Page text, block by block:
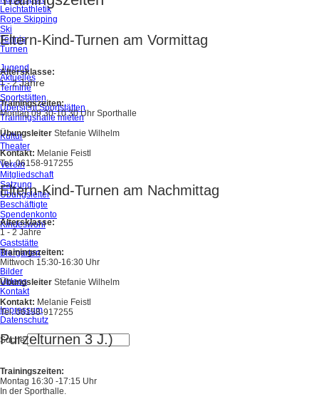
Leichtathletik
Rope Skipping
Ski
Tennis
Turnen
Jugend
Aktuelles
Termine
Sportstätten
Übersicht Sportstätten
Trainingshalle mieten
Kultur
Theater
Verein
Mitgliedschaft
Satzung
Übungsleiter
Beschäftigte
Spendenkonto
Kindeswohl
Gaststätte
Biergarten
Bilder
Videos
Kontakt
Impressum
Datenschutz
Suche
Eltern-Kind-Turnen am Vormittag
Altersklasse:
1 - 2Jahre
Trainingszeiten:
Montag 09:30-10:30 Uhr Sporthalle
Übungsleiter Stefanie Wilhelm
Kontakt: Melanie Feistl
Tel. 06158-917255
Eltern-Kind-Turnen am Nachmittag
Altersklasse:
1 - 2 Jahre
Trainingszeiten:
Mittwoch 15:30-16:30 Uhr
Übungsleiter Stefanie Wilhelm
Kontakt: Melanie Feistl
Tel. 06158-917255
Purzelturnen 3 J.)
Trainingszeiten:
Montag 16:30 -17:15 Uhr
In der Sporthalle.